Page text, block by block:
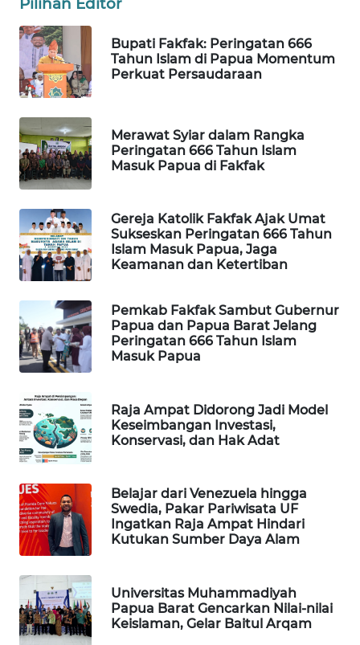
Bupati Fakfak: Peringatan 666
Tahun Islam di Papua Momentum
Perkuat Persaudaraan
Merawat Syiar dalam Rangka
Peringatan 666 Tahun Islam
Masuk Papua di Fakfak
Gereja Katolik Fakfak Ajak Umat
Sukseskan Peringatan 666 Tahun
Islam Masuk Papua, Jaga
Keamanan dan Ketertiban
Pemkab Fakfak Sambut Gubernur
Papua dan Papua Barat Jelang
Peringatan 666 Tahun Islam
Masuk Papua
Raja Ampat Didorong Jadi Model
Keseimbangan Investasi,
Konservasi, dan Hak Adat
Belajar dari Venezuela hingga
Swedia, Pakar Pariwisata UF
Ingatkan Raja Ampat Hindari
Kutukan Sumber Daya Alam
Universitas Muhammadiyah
Papua Barat Gencarkan Nilai-nilai
Keislaman, Gelar Baitul Arqam
WAHANA
TANI
WAHANA
ADVOKAT
WAHANA
INFRASTRUKTUR
KONSUMEN
WAHANA
LISTRIK
WAHANA
TRAVEL
TV
WAHANANEWS
ID
WAHANANEWS
CO ID
WAHANANEWS
NET
WAHANA
SPORT